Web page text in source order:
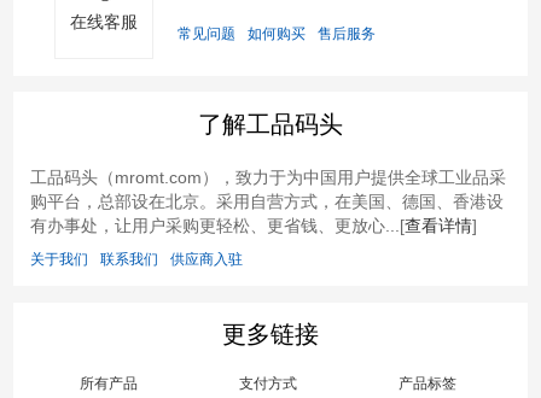
在线客服
常见问题 如何购买 售后服务
了解工品码头
工品码头（mromt.com），致力于为中国用户提供全球工业品采
购平台，总部设在北京。采用自营方式，在美国、德国、香港设
有办事处，让用户采购更轻松、更省钱、更放心...[查看详情]
关于我们 联系我们 供应商入驻
更多链接
所有产品 支付方式 产品标签